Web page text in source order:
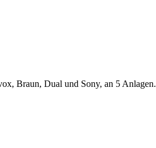
Braun, Dual und Sony, an 5 Anlagen.